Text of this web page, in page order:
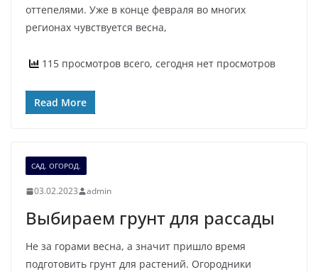
оттепелями. Уже в конце февраля во многих
регионах чувствуется весна,
115 просмотров всего, сегодня нет просмотров
Read More
САД. ОГОРОД.
03.02.2023 admin
Выбираем грунт для рассады
Не за горами весна, а значит пришло время
подготовить грунт для растений. Огородники